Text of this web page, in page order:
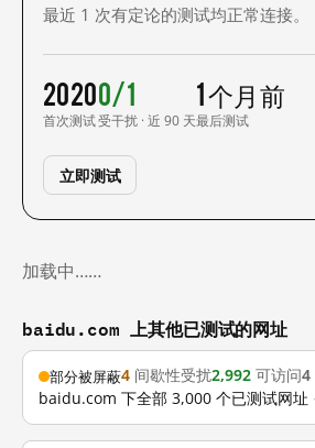
最近 1 次有定论的测试均正常连接。
2020
首次测试
0/1
受干扰 · 近 90 天
1 个月前
最后测试
立即测试
加载中……
baidu.com 上其他已测试的网址
部分被屏蔽4 间歇性受扰2,992 可访问4
baidu.com 下全部 3,000 个已测试网